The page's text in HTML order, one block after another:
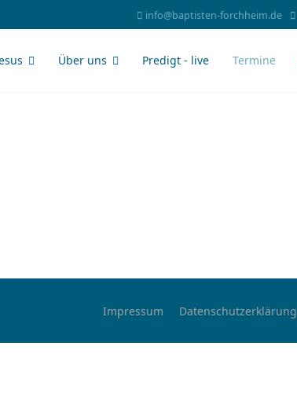
info@baptisten-forchheim.de
Über uns Predigt - live Termine
Impressum Datenschutzerklärung